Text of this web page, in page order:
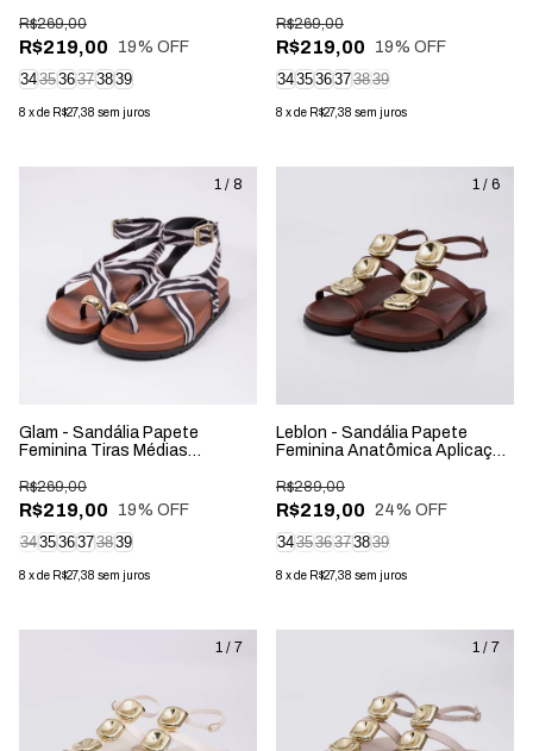
R$219,00
R$269,00
19% OFF
343536373839
8 xde R$27,38 sem juros
R$219,00
R$269,00
19% OFF
343536373839
8 xde R$27,38 sem juros
1 / 8
Glam - Sandália Papete
Feminina Tiras Médias
R$219,00
R$269,00
19% OFF
343536373839
8 xde R$27,38 sem juros
1 / 6
Leblon - Sandália Papete
Feminina Anatômica Aplicação
R$219,00
R$289,00
24% OFF
343536373839
8 xde R$27,38 sem juros
1 / 7 1 / 7